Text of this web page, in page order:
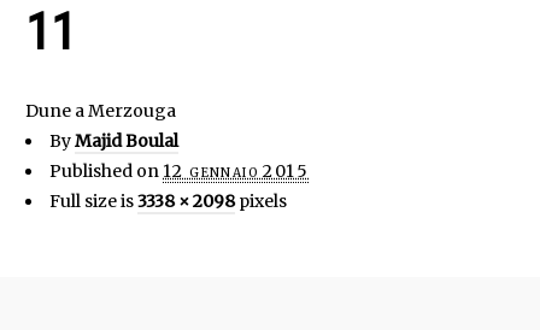
11
Dune a Merzouga
ByMajid Boulal
Published on 12 gennaio 2015
Full size is3338 × 2098pixels